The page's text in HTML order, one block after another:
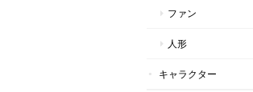
ファン
人形
キャラクター